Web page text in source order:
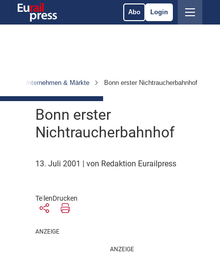
Abo Login
Unternehmen & Märkte Bonn erster Nichtraucherbahnhof
Bonn erster
Nichtraucherbahnhof
13. Juli 2001 | von Redaktion Eurailpress
TeilenDrucken